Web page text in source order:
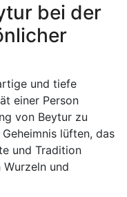
bei der
und tiefe
einer Person
von Beytur zu
lüften, das
und Tradition
und